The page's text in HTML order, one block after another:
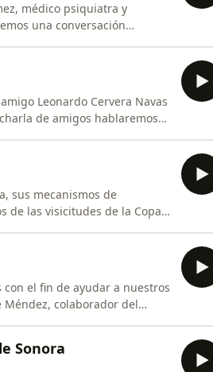
médico psiquiatra y
una conversación
Leonardo Cervera Navas
de amigos hablaremos
sus mecanismos de
de las visicitudes de la Copa
el fin de ayudar a nuestros
Méndez, colaborador del
Sonora